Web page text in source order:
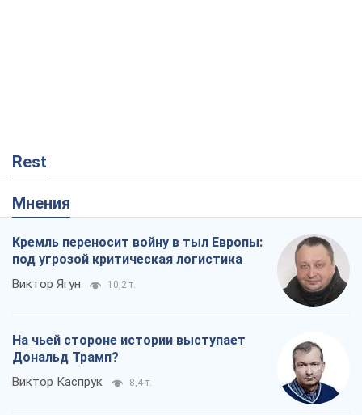
Rest
Мнения
Кремль переносит войну в тыл Европы:
под угрозой критическая логистика
Виктор Ягун 10,2 т.
На чьей стороне истории выступает
Дональд Трамп?
Виктор Каспрук 8,4 т.